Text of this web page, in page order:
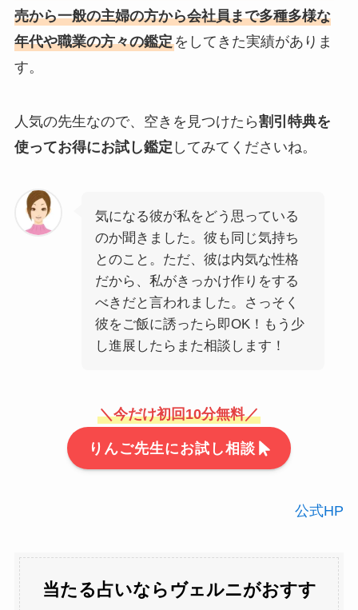
売から一般の主婦の方から会社員まで多種多様な
年代や職業の方々の鑑定をしてきた実績がありま
す。
人気の先生なので、空きを見つけたら割引特典を
使ってお得にお試し鑑定 してみてくださいね。
気になる彼が私をどう思っている
のか聞きました。彼も同じ気持ち
とのこと。ただ、彼は内気な性格
だから、私がきっかけ作りをする
べきだと言われました。さっそく
彼をご飯に誘ったら即OK！もう少
し進展したらまた相談します！
＼今だけ初回10分無料／
りんご先生にお試し相談
公式HP
当たる占いならヴェルニがおすす